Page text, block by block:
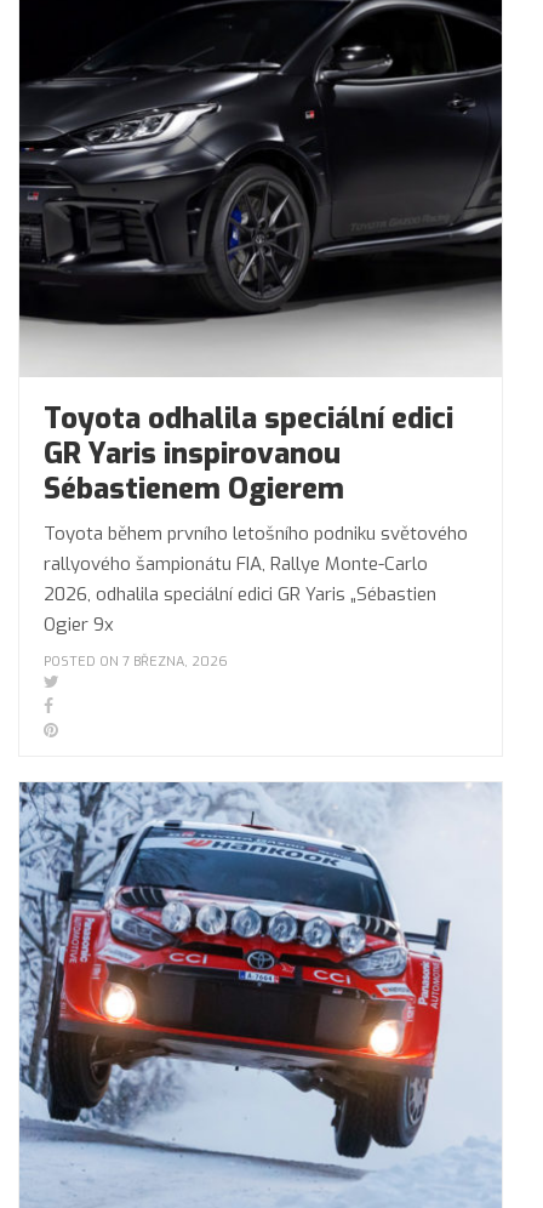
Toyota odhalila speciální edici
GR Yaris inspirovanou
Sébastienem Ogierem
Toyota během prvního letošního podniku světového
rallyového šampionátu FIA, Rallye Monte-Carlo
2026, odhalila speciální edici GR Yaris „Sébastien
Ogier 9x
POSTED ON 7 BŘEZNA, 2026